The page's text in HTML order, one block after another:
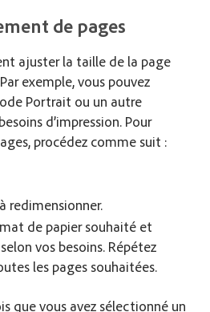
de pages
ajuster la taille de la page
exemple, vous pouvez
Portrait ou un autre
d’impression. Pour
procédez comme suit :
redimensionner.
de papier souhaité et
vos besoins. Répétez
les pages souhaitées.
que vous avez sélectionné un